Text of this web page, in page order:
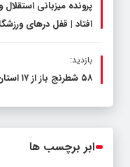
پرونده میزبانی
افتاد | قفل در‌های
بازدید:
۵۸ شطرنج‌ باز از ۱۷ استان در حال رقابت در گلمکان
ابر برچسب ها